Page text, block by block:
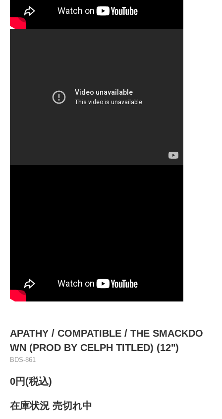
APATHY ‎/ COMPATIBLE / THE SMACKDO
WN (PROD BY CELPH TITLED) (12")
BDS-861
0円(税込)
在庫状況 売切れ中